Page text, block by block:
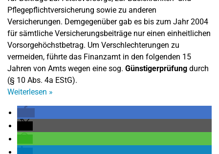
Pflegepflichtversicherung sowie zu anderen
Versicherungen. Demgegenüber gab es bis zum Jahr 2004
für sämtliche Versicherungsbeiträge nur einen einheitlichen
Vorsorgehöchstbetrag. Um Verschlechterungen zu
vermeiden, führte das Finanzamt in den folgenden 15
Jahren von Amts wegen eine sog. Günstigerprüfung durch
(§ 10 Abs. 4a EStG).
Weiterlesen »